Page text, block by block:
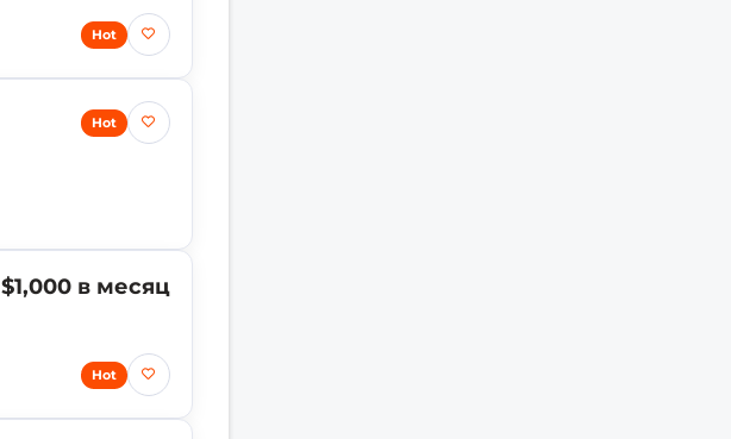
Hot
Hot
$1,000 в месяц
Hot